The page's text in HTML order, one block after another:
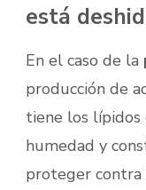
está
En el caso de la
producción de
tiene los lípidos
humedad y
proteger contra